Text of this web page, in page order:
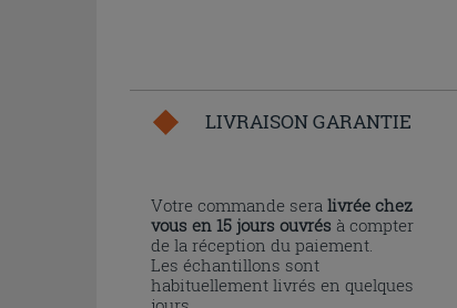
LIVRAISON GARANTIE
Votre commande sera livrée chez
vous en 15 jours ouvrés à compter
de la réception du paiement.
Les échantillons sont
habituellement livrés en quelques